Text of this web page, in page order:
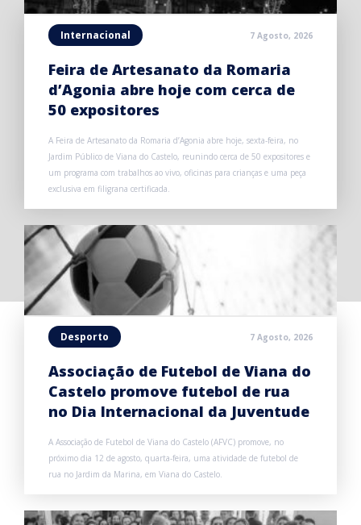
Internacional 7 Agosto, 2026
Feira de Artesanato da Romaria
d’Agonia abre hoje com cerca de
50 expositores
A Feira de Artesanato da Romaria d’Agonia abre hoje, sexta-feira, no
Jardim Público de Viana do Castelo, reunindo cerca de 50 expositores e
um programa com trabalhos ao vivo, oficinas para crianças e uma peça
exclusiva em filigrana certificada.
Desporto 7 Agosto, 2026
Associação de Futebol de Viana do
Castelo promove futebol de rua
no Dia Internacional da Juventude
A Associação de Futebol de Viana do Castelo (AFVC) promove, no
próximo dia 12 de agosto, quarta-feira, uma atividade de futebol de
rua no Jardim da Marina, em Viana do Castelo.